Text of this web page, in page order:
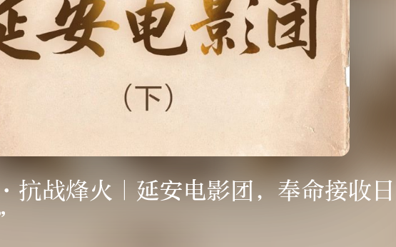
抗战烽火｜延安电影团，奉命接收日